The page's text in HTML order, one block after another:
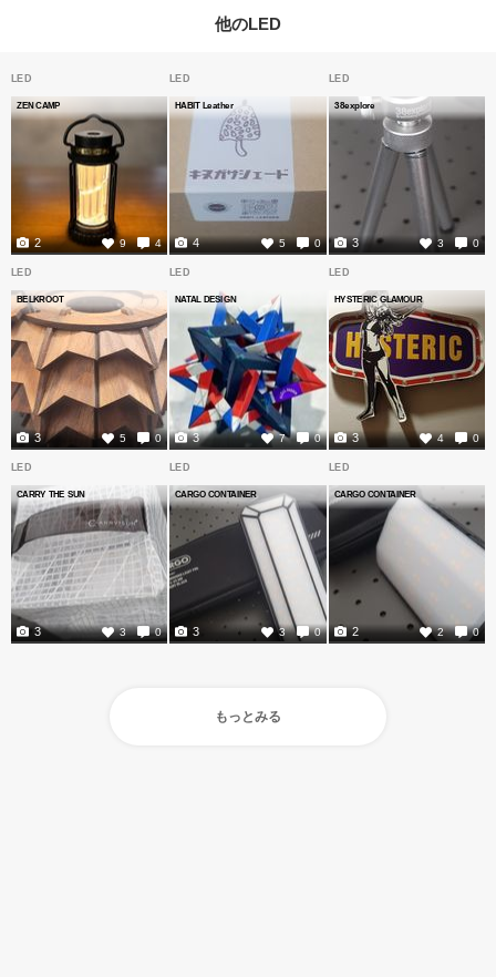
他のLED
LED
ZEN CAMP
9 4
2
LED
HABIT Leather
5 0
4
LED
38explore
3 0
3
LED
BELKROOT
5 0
3
LED
NATAL DESIGN
7 0
3
LED
HYSTERIC GLAMOUR
4 0
3
LED
CARRY THE SUN
3 0
3
LED
CARGO CONTAINER
3 0
3
LED
CARGO CONTAINER
2 0
2
もっとみる